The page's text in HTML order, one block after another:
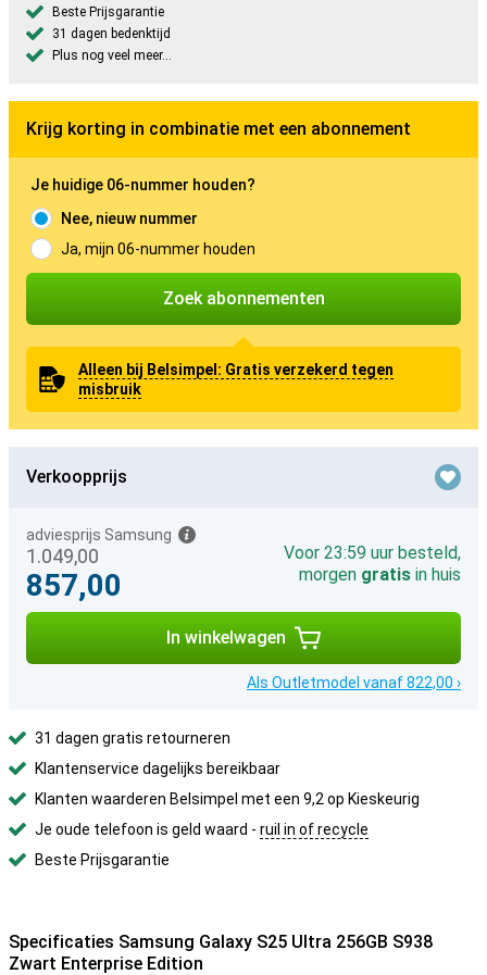
Beste Prijsgarantie
31 dagen bedenktijd
Plus nog veel meer...
Krijg korting in combinatie met een abonnement
Je huidige 06-nummer houden?
Nee, nieuw nummer
Ja, mijn 06-nummer houden
Zoek abonnementen
Alleen bij Belsimpel: Gratis verzekerd tegen
misbruik
Verkoopprijs
1.049,00
adviesprijs Samsung
857,00
Voor 23:59 uur besteld,
morgen gratis in huis
In winkelwagen
Als Outletmodel vanaf 822,00 ›
31 dagen gratis retourneren
Klantenservice dagelijks bereikbaar
Klanten waarderen Belsimpel met een 9,2 op Kieskeurig
Je oude telefoon is geld waard - ruil in of recycle
Beste Prijsgarantie
Specificaties Samsung Galaxy S25 Ultra 256GB S938
Zwart Enterprise Edition